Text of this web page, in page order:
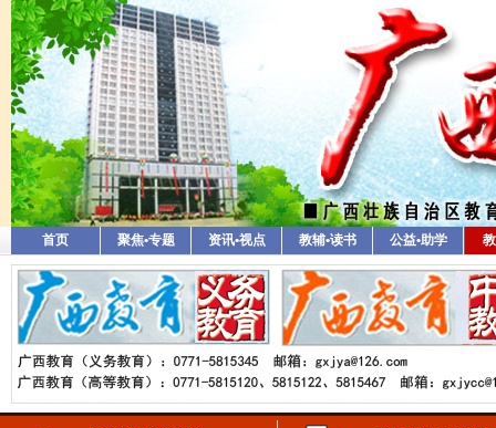
首页 聚焦•专题 资讯•视点 教辅•读书 公益•助学